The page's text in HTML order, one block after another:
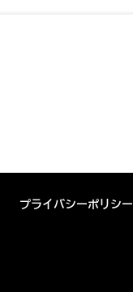
プライバシーポリシー